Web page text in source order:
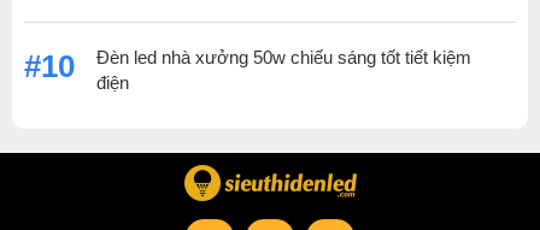
#10
Đèn led nhà xưởng 50w chiếu sáng tốt tiết kiệm
điện